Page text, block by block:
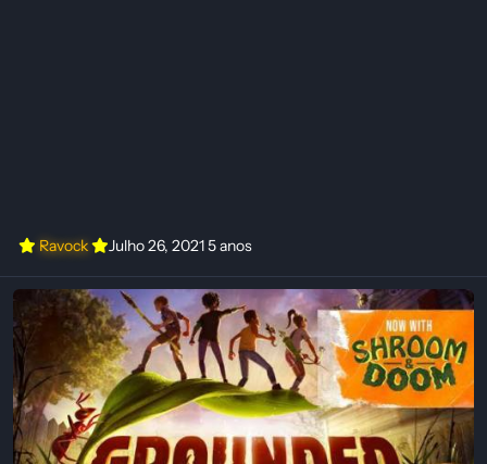
Ravock Julho 26, 20215 anos
Trainer Grounded (STEAM) {MRANTIFUN}